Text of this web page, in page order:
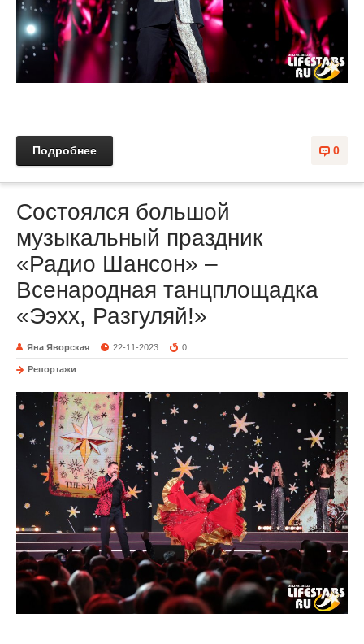
0
Подробнее
Состоялся большой
музыкальный праздник
«Радио Шансон» –
Всенародная танцплощадка
«Ээхх, Разгуляй!»
Яна Яворская 22-11-2023 0
Репортажи